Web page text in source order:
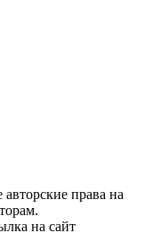
авторские права на
на сайт